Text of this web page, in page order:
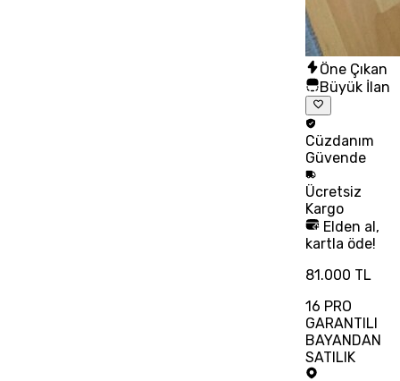
Öne Çıkan
Büyük İlan
Cüzdanım
Güvende
Ücretsiz
Kargo
Elden al,
kartla öde!
81.000 TL
16 PRO
GARANTILI
BAYANDAN
SATILIK